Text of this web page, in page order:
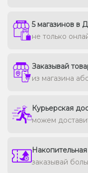
5 магазинов в
не только
Заказывай
из магазина
Курьерская
можем
заказывай